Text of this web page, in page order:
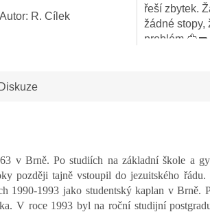
Autor: R. Cílek
řeší zbytek.
žádné stopy,
problém.🦅🔫
Diskuze
v Brně. Po studiích na základní škole a
později tajně vstoupil do jezuitského
1990-1993 jako studentský kaplan v Brně.
V roce 1993 byl na roční studijní